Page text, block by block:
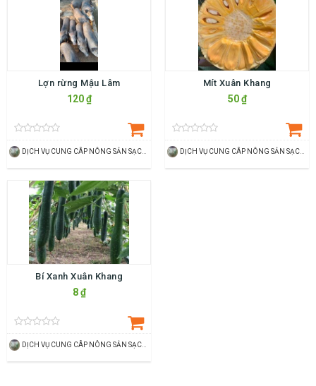
Lợn rừng Mậu Lâm
120 ₫
Mít Xuân Khang
50 ₫
Bí Xanh Xuân Khang
8 ₫